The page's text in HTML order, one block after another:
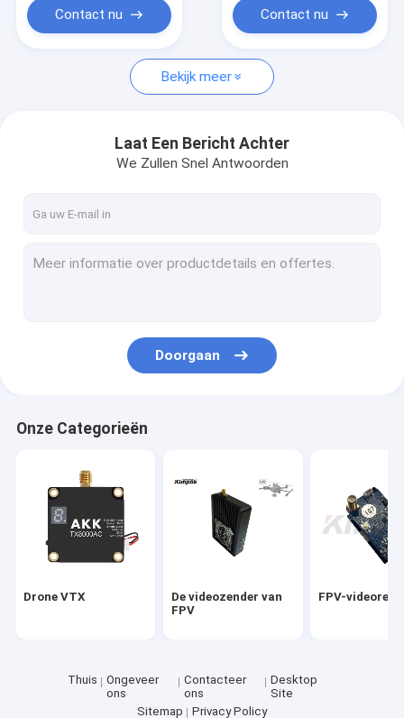
COFDM-Module
Draadloze rf-Antenne
Contact nu Contact nu
Bekijk meer
Laat Een Bericht Achter
We Zullen Snel Antwoorden
Doorgaan
Onze Categorieën
Drone VTX
De videozender van
FPV
FPV-
Thuis
Ongeveer
ons
Contacteer
ons
Desktop
Site
Sitemap
Privacy Policy